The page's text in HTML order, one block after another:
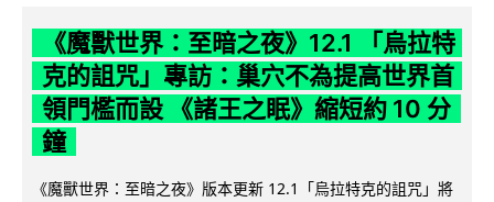
《魔獸世界：至暗之夜》12.1 「烏拉特
克的詛咒」專訪：巢穴不為提高世界首
領門檻而設 《諸王之眠》縮短約 10 分
鐘
《魔獸世界：至暗之夜》版本更新 12.1「烏拉特克的詛咒」將